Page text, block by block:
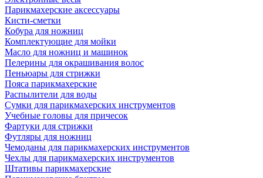
Парикмахерские аксессуары
Кисти-сметки
Кобура для ножниц
Комплектующие для мойки
Масло для ножниц и машинок
Пелерины для окрашивания волос
Пеньюары для стрижки
Пояса парикмахерские
Распылители для воды
Сумки для парикмахерских инструментов
Учебные головы для причесок
Фартуки для стрижки
Футляры для ножниц
Чемоданы для парикмахерских инструментов
Чехлы для парикмахерских инструментов
Штативы парикмахерские